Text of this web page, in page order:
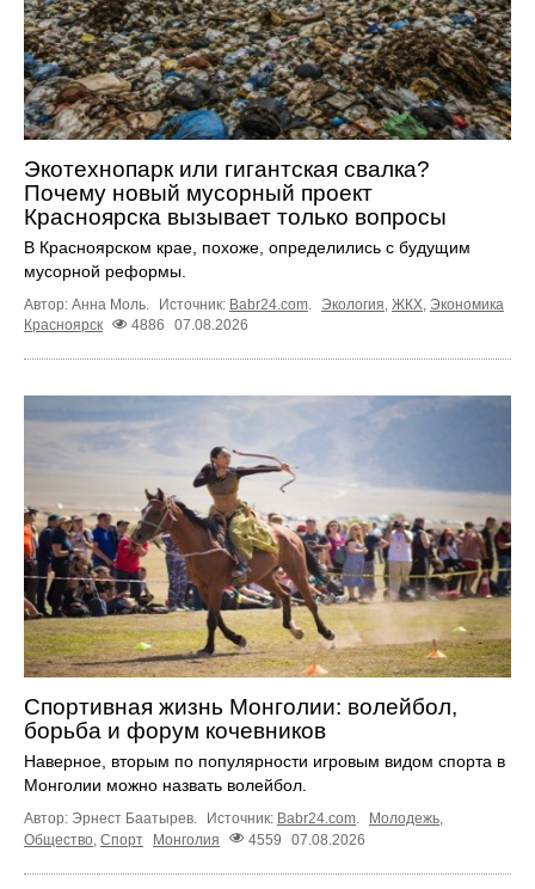
Экотехнопарк или гигантская свалка?
Почему новый мусорный проект
Красноярска вызывает только вопросы
В Красноярском крае, похоже, определились с будущим
мусорной реформы.
Автор: Анна Моль. Источник: Babr24.com Экология ЖКХ Экономика
Красноярск
4886 07.08.2026
Спортивная жизнь Монголии: волейбол,
борьба и форум кочевников
Наверное, вторым по популярности игровым видом спорта в
Монголии можно назвать волейбол.
Автор: Эрнест Баатырев. Источник: Babr24.com. Молодежь,
Общество Спорт Монголия 4559 07.08.2026